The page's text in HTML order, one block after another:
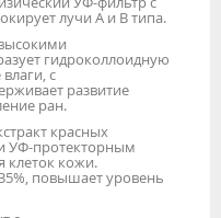
лучи А и В типа.
гидроколлоидную
с
развитие
ран.
красных
УФ-протекторным
клеток кожи.
повышает уровень